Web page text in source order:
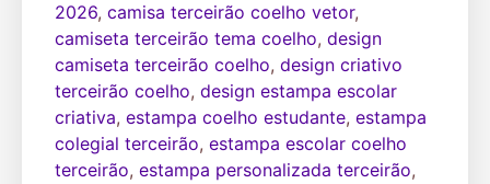
2026, camisa terceirão coelho vetor,
camiseta terceirão tema coelho, design
camiseta terceirão coelho, design criativo
terceirão coelho, design estampa escolar
criativa, estampa coelho estudante, estampa
colegial terceirão, estampa escolar coelho
terceirão, estampa personalizada terceirão,